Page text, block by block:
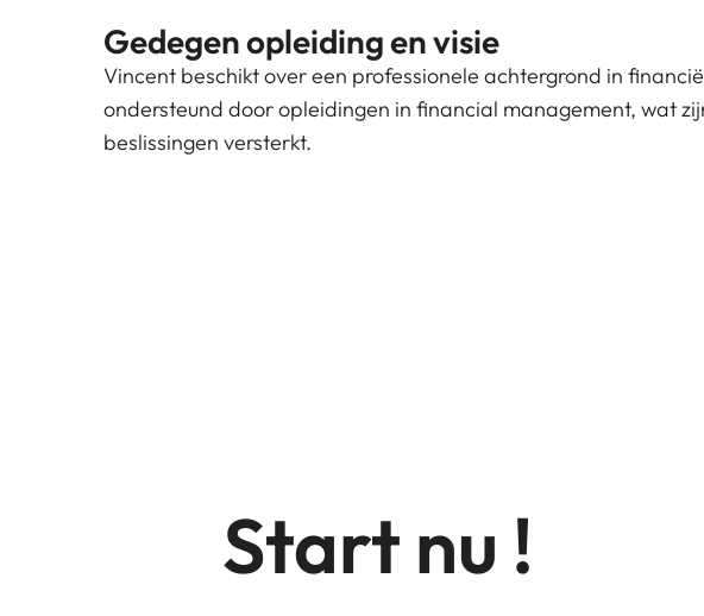
Gedegen opleiding en visie
Vincent beschikt over een professionele achtergrond in
ondersteund door opleidingen in financial management, wat
beslissingen versterkt.
Start nu !